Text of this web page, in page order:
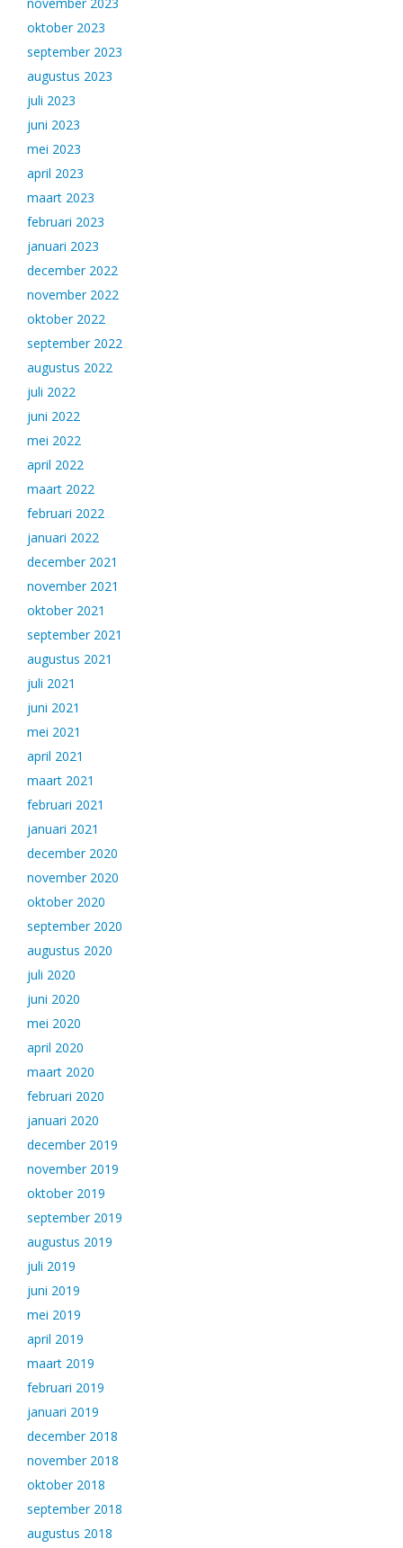
oktober 2023
september 2023
augustus 2023
juli 2023
juni 2023
mei 2023
april 2023
maart 2023
februari 2023
januari 2023
december 2022
november 2022
oktober 2022
september 2022
augustus 2022
juli 2022
juni 2022
mei 2022
april 2022
maart 2022
februari 2022
januari 2022
december 2021
november 2021
oktober 2021
september 2021
augustus 2021
juli 2021
juni 2021
mei 2021
april 2021
maart 2021
februari 2021
januari 2021
december 2020
november 2020
oktober 2020
september 2020
augustus 2020
juli 2020
juni 2020
mei 2020
april 2020
maart 2020
februari 2020
januari 2020
december 2019
november 2019
oktober 2019
september 2019
augustus 2019
juli 2019
juni 2019
mei 2019
april 2019
maart 2019
februari 2019
januari 2019
december 2018
november 2018
oktober 2018
september 2018
augustus 2018